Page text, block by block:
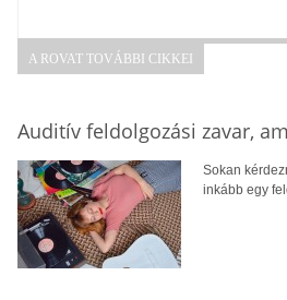
A ROVAT TOVÁBBI CIKKEI
Auditív feldolgozási zavar,
Sokan
inkább egy